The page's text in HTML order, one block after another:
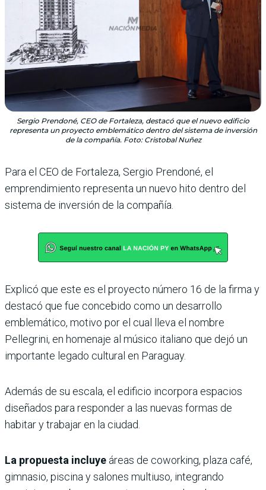
Sergio Prendoné, CEO de Fortaleza, destacó que el nuevo edificio
representa un proyecto emblemático dentro del sistema de inversión
de la compañía. Foto: Cristobal Nuñez
Para el CEO de Fortaleza, Sergio Prendoné, el
emprendimiento representa un nuevo hito dentro del
sistema de inversión de la compañía.
Explicó que este es el proyecto número 16 de la firma y
destacó que fue concebido como un desarrollo
emblemático, motivo por el cual lleva el nombre
Pellegrini, en homenaje al músico italiano que dejó un
importante legado cultural en Paraguay.
Además de su escala, el edificio incorpora espacios
diseñados para responder a las nuevas formas de
habitar y trabajar en la ciudad.
La propuesta incluye áreas de coworking, plaza café,
gimnasio, piscina y salones multiuso, integrando